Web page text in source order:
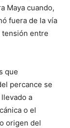
Maya cuando,
fuera de la vía
tensión entre
que
percance se
a
o el
origen del